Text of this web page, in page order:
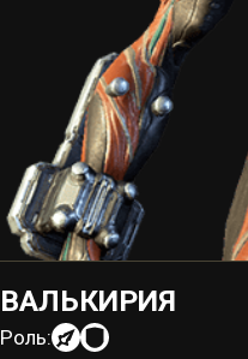
ВАЛЬКИРИЯ
Роль: